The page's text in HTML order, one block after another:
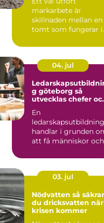
markarbete är
skillnaden mellan en
tomt som fungerar i
tomt som snabb...
04. jul
g göteborg så
utvecklas chefer
En
ledarskapsutbildning
handlar i grunden
att få människor och
fungera bättre till...
03. jul
Nödvatten så säkrar
du dricksvatten när
krisen kommer